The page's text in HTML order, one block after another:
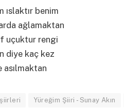
ıslaktır benim
ağlamaktan
uçuktur rengi
diye kaç kez
asılmaktan
şiirleri Yüreğim Şiiri - Sunay Akın